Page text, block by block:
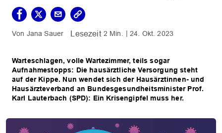
Jana Sauer 2 Min. 24. Okt. 2023
Warteschlagen, volle Wartezimmer, teils sogar
Aufnahmestopps: Die hausärztliche Versorgung steht
auf der Kippe. Nun wendet sich der Hausärztinnen- und
Hausärzteverband an Bundesgesundheitsminister Prof.
Karl Lauterbach (SPD): Ein Krisengipfel muss her.